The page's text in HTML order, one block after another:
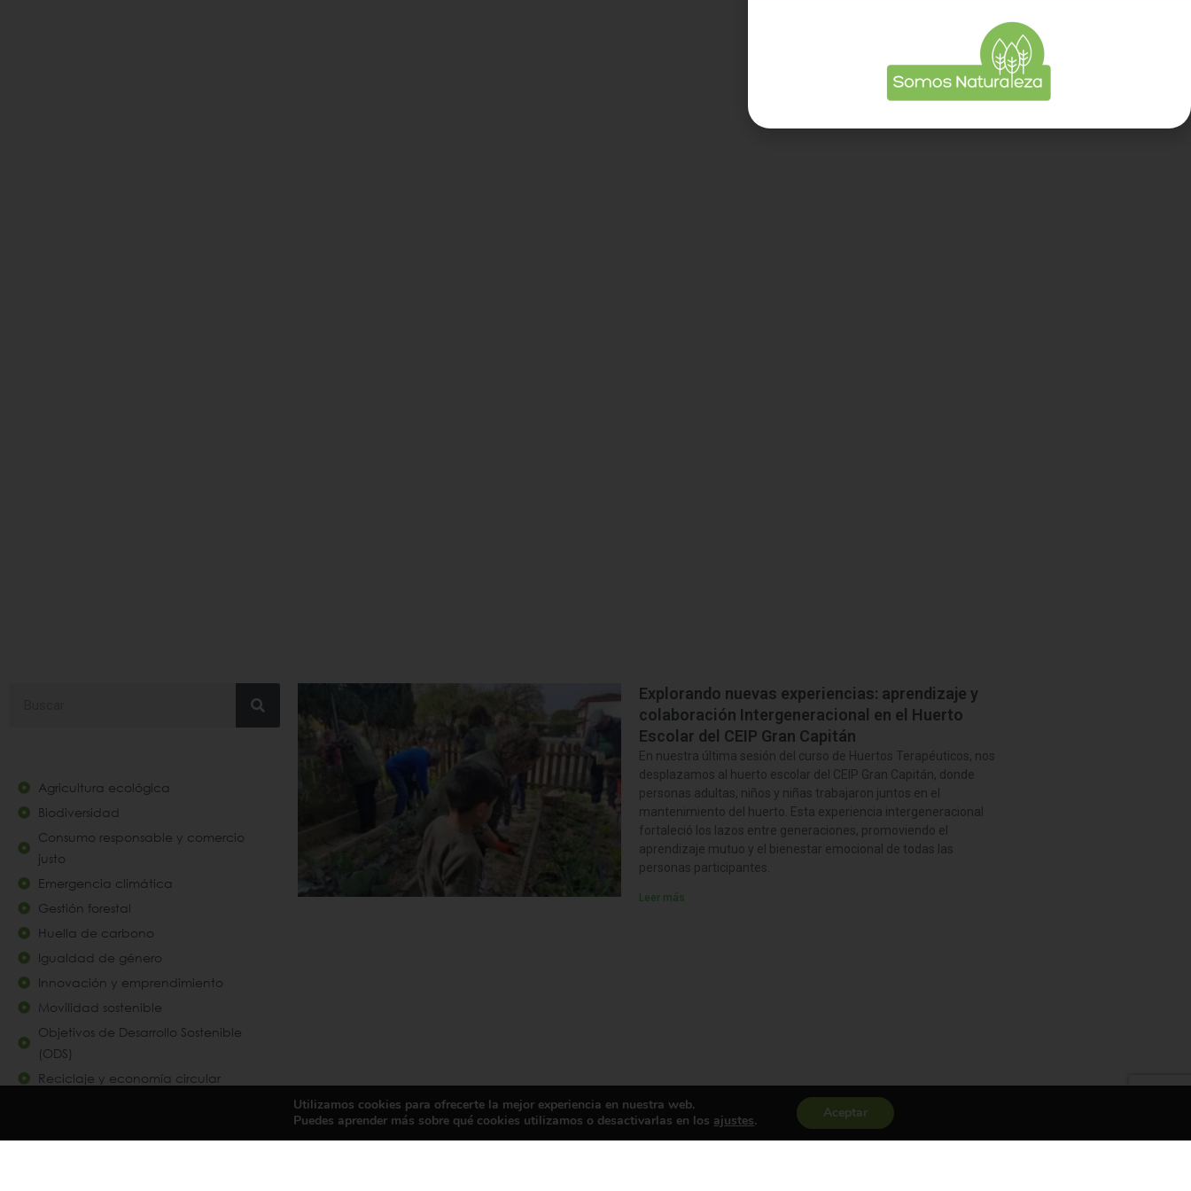
Agricultura ecológica
Biodiversidad
Consumo responsable y comercio
justo
Emergencia climática
Gestión forestal
Huella de carbono
Igualdad de género
Innovación y emprendimiento
Movilidad sostenible
Objetivos de Desarrollo Sostenible
(ODS)
Reciclaje y economía circular
Explorando nuevas experiencias: aprendizaje y
colaboración Intergeneracional en el Huerto
Escolar del CEIP Gran Capitán
En nuestra última sesión del curso de Huertos Terapéuticos, nos
desplazamos al huerto escolar del CEIP Gran Capitán, donde
personas adultas, niños y niñas trabajaron juntos en el
mantenimiento del huerto. Esta experiencia intergeneracional
fortaleció los lazos entre generaciones, promoviendo el
aprendizaje mutuo y el bienestar emocional de todas las
personas participantes.
Leer más
Utilizamos cookies para ofrecerte la mejor experiencia en nuestra web.
Puedes aprender más sobre qué cookies utilizamos o desactivarlas en los ajustes. Aceptar